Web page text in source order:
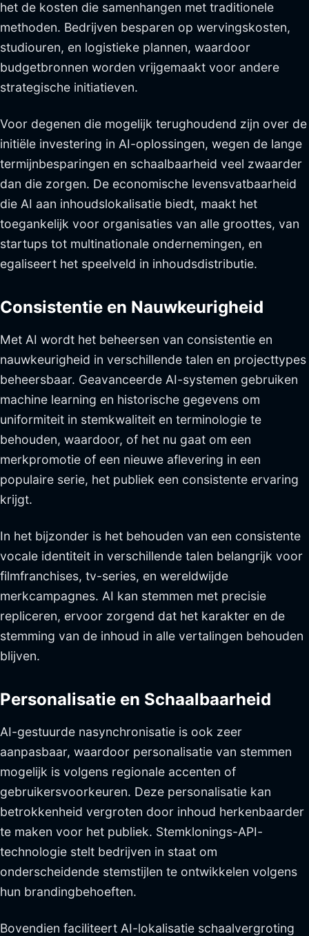
het de kosten die samenhangen met traditionele
methoden. Bedrijven besparen op wervingskosten,
studiouren, en logistieke plannen, waardoor
budgetbronnen worden vrijgemaakt voor andere
strategische initiatieven.
Voor degenen die mogelijk terughoudend zijn over de
initiële investering in AI-oplossingen, wegen de lange
termijnbesparingen en schaalbaarheid veel zwaarder
dan die zorgen. De economische levensvatbaarheid
die AI aan inhoudslokalisatie biedt, maakt het
toegankelijk voor organisaties van alle groottes, van
startups tot multinationale ondernemingen, en
egaliseert het speelveld in inhoudsdistributie.
Consistentie en Nauwkeurigheid
Met AI wordt het beheersen van consistentie en
nauwkeurigheid in verschillende talen en projecttypes
beheersbaar. Geavanceerde AI-systemen gebruiken
machine learning en historische gegevens om
uniformiteit in stemkwaliteit en terminologie te
behouden, waardoor, of het nu gaat om een
merkpromotie of een nieuwe aflevering in een
populaire serie, het publiek een consistente ervaring
krijgt.
In het bijzonder is het behouden van een consistente
vocale identiteit in verschillende talen belangrijk voor
filmfranchises, tv-series, en wereldwijde
merkcampagnes. AI kan stemmen met precisie
repliceren, ervoor zorgend dat het karakter en de
stemming van de inhoud in alle vertalingen behouden
blijven.
Personalisatie en Schaalbaarheid
AI-gestuurde nasynchronisatie is ook zeer
aanpasbaar, waardoor personalisatie van stemmen
mogelijk is volgens regionale accenten of
gebruikersvoorkeuren. Deze personalisatie kan
betrokkenheid vergroten door inhoud herkenbaarder
te maken voor het publiek. Stemklonings-API-
technologie stelt bedrijven in staat om
onderscheidende stemstijlen te ontwikkelen volgens
hun brandingbehoeften.
Bovendien faciliteert AI-lokalisatie schaalvergroting